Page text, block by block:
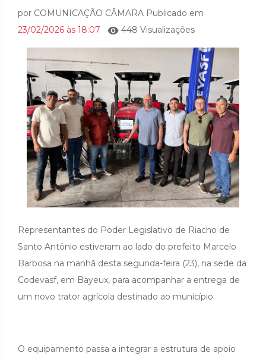
por COMUNICAÇÃO CÂMARA Publicado em
23/02/2026 às 18:07
448 Visualizações
Representantes do Poder Legislativo de Riacho de
Santo Antônio estiveram ao lado do prefeito Marcelo
Barbosa na manhã desta segunda-feira (23), na sede da
Codevasf, em Bayeux, para acompanhar a entrega de
um novo trator agrícola destinado ao município.
O equipamento passa a integrar a estrutura de apoio